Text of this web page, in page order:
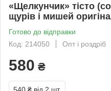
«Щелкунчик» тісто
щурів і мишей
Готово до відправки
Код: 214050
Опт і роздріб
580 ₴
540 ₴ від 2 шт.